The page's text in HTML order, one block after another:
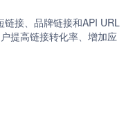
接、品牌链接和API URL
提高链接转化率、增加应